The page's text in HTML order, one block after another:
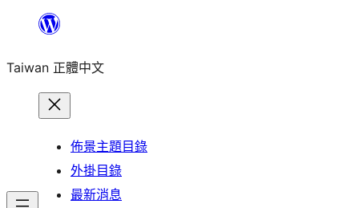
主
Taiwan 正體中文
佈景主題目錄
外掛目錄
最新消息